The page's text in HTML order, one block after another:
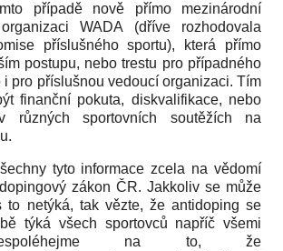
případě nově přímo mezinárodní
WADA (dříve rozhodovala
příslušného sportu), která přímo
postupu, nebo trestu pro případného
i pro příslušnou vedoucí organizaci. Tím
finanční pokuta, diskvalifikace, nebo
různých sportovních soutěžích na
tyto informace zcela na vědomí
zákon ČR. Jakkoliv se může
to netýká, tak vězte, že antidoping se
týká všech sportovců napříč všemi
na to, že